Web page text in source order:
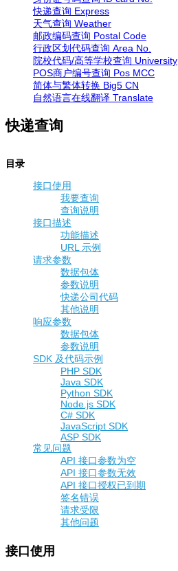
快递查询 Express
天气查询 Weather
邮政编码查询 Postal Code
行政区划代码查询 Area No.
院校代码/高等学校查询 University
POS商户编号查询 Pos MCC
简体与繁体转换 Big5 CN
自然语言在线翻译 Translate
快递查询
目录
接口使用
我要查询
查询说明
接口描述
功能描述
URL 示例
请求参数
数据包体
参数说明
快递公司代码
其他说明
响应参数
数据包体
参数说明
SDK 及代码示例
PHP SDK
Java SDK
Python SDK
Node.js SDK
C# SDK
JavaScript SDK
ASP SDK
常见问题
API 接口参数为空
API 接口参数无效
API 接口授权已到期
签名错误
请求受限
其他问题
接口使用